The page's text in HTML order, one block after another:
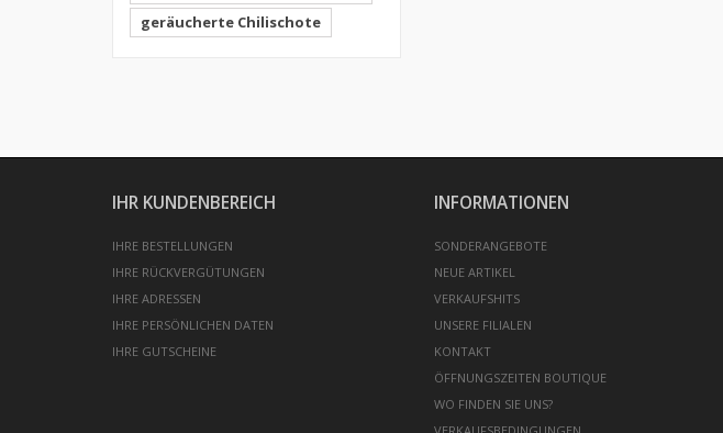
geräucherte Chilischote
IHR KUNDENBEREICH
IHRE BESTELLUNGEN
IHRE RÜCKVERGÜTUNGEN
IHRE ADRESSEN
IHRE PERSÖNLICHEN DATEN
IHRE GUTSCHEINE
INFORMATIONEN
SONDERANGEBOTE
NEUE ARTIKEL
VERKAUFSHITS
UNSERE FILIALEN
KONTAKT
ÖFFNUNGSZEITEN BOUTIQUE
WO FINDEN SIE UNS?